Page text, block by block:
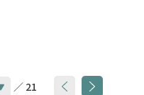
／ 21